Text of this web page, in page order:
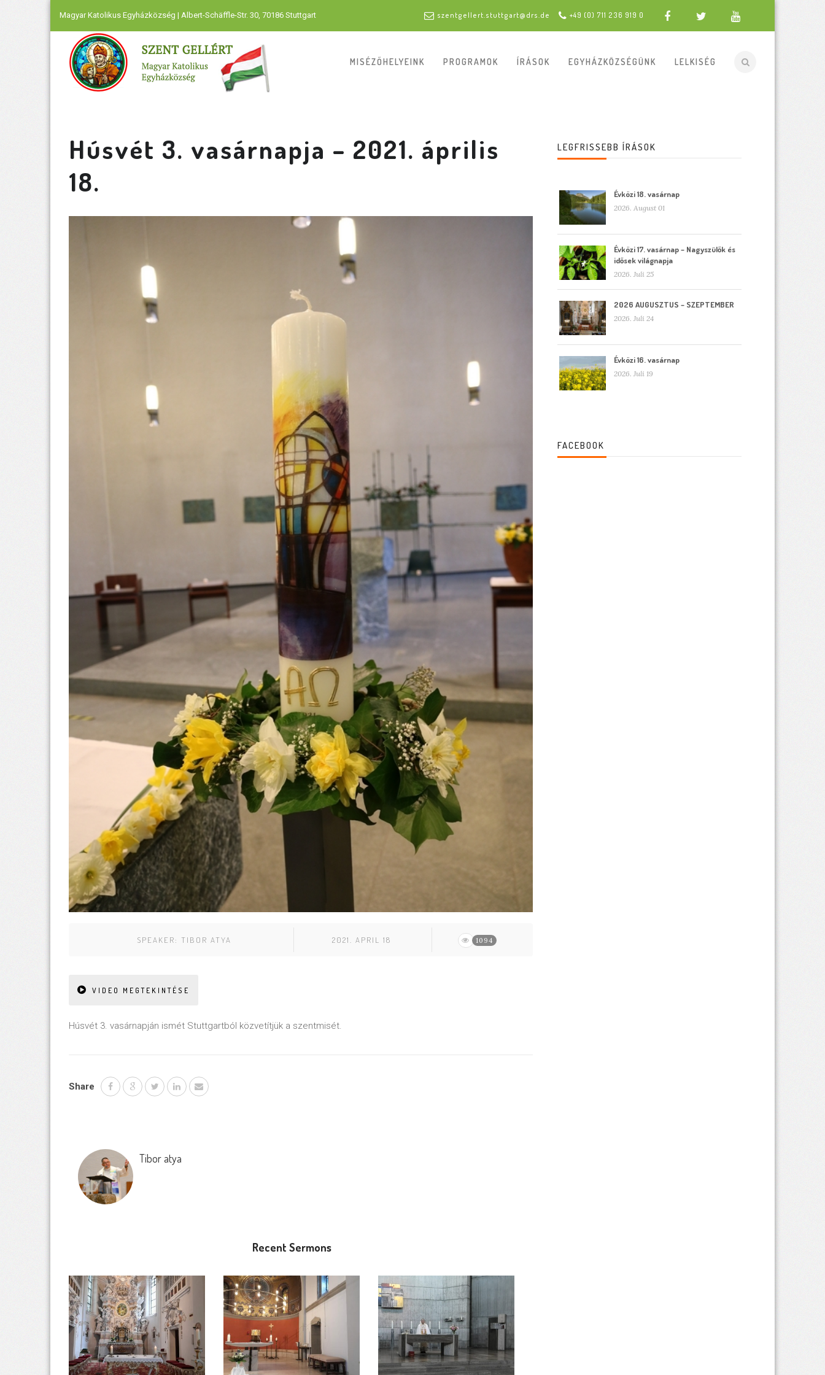
Magyar Katolikus Egyházközség | Albert-Schäffle-Str. 30, 70186 Stuttgart szentgellert.stuttgart@drs.de +49 (0) 711 236 919 0
MISÉZŐHELYEINK PROGRAMOK ÍRÁSOK EGYHÁZKÖZSÉGÜNK LELKISÉG
Húsvét 3. vasárnapja – 2021. április
18.
SPEAKER: TIBOR ATYA 2021. APRIL 18 1094
VIDEO MEGTEKINTÉSE
Húsvét 3. vasárnapján ismét Stuttgartból közvetítjük a szentmisét.
Share
Tibor atya
Recent Sermons
LEGFRISSEBB ÍRÁSOK
Évközi 18. vasárnap
2026. August 01
Évközi 17. vasárnap – Nagyszülők és
idősek világnapja
2026. Juli 25
2026 AUGUSZTUS – SZEPTEMBER
2026. Juli 24
Évközi 16. vasárnap
2026. Juli 19
FACEBOOK